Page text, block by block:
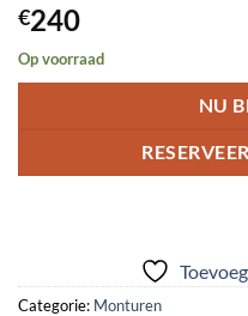
€240
Op voorraad
NU
Categorie: Monturen